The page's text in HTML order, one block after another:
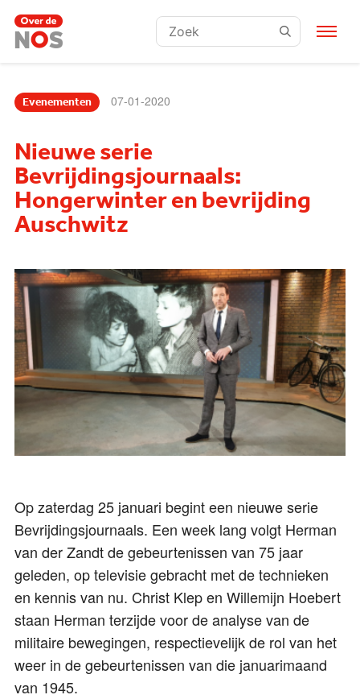
Zoeken:
Evenementen 07-01-2020
Nieuwe serie
Bevrijdingsjournaals:
Hongerwinter en bevrijding
Auschwitz
Op zaterdag 25 januari begint een nieuwe serie
Bevrijdingsjournaals. Een week lang volgt Herman
van der Zandt de gebeurtenissen van 75 jaar
geleden, op televisie gebracht met de technieken
en kennis van nu. Christ Klep en Willemijn Hoebert
staan Herman terzijde voor de analyse van de
militaire bewegingen, respectievelijk de rol van het
weer in de gebeurtenissen van die januarimaand
van 1945.